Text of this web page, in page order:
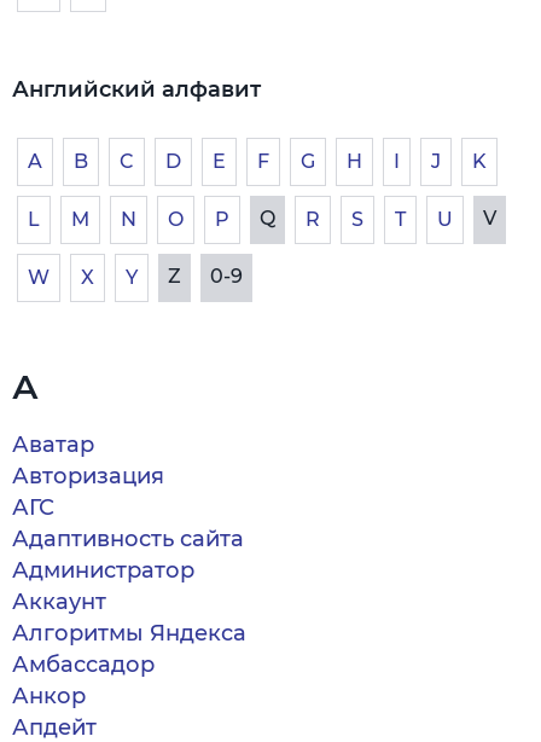
Английский алфавит
A B C D E F G H I J K
L M N O P Q R S T U V
W X Y Z 0-9
А
Аватар
Авторизация
АГС
Адаптивность сайта
Администратор
Аккаунт
Алгоритмы Яндекса
Амбассадор
Анкор
Апдейт